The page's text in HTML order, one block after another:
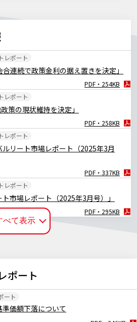
連続で政策金利の据え置きを決定」
レポート
PDF・254KB
策の現状維持を決定」
レポート
PDF・258KB
リート市場レポート（2025年3月
レポート
PDF・337KB
市場レポート（2025年3月号）」
レポート
PDF・295KB
リート市場レポート（2025年2月
レポート
ト市場レポート（2025年2月号）」
レポート
レポート
べて表示
ポート
価額下落について
ート